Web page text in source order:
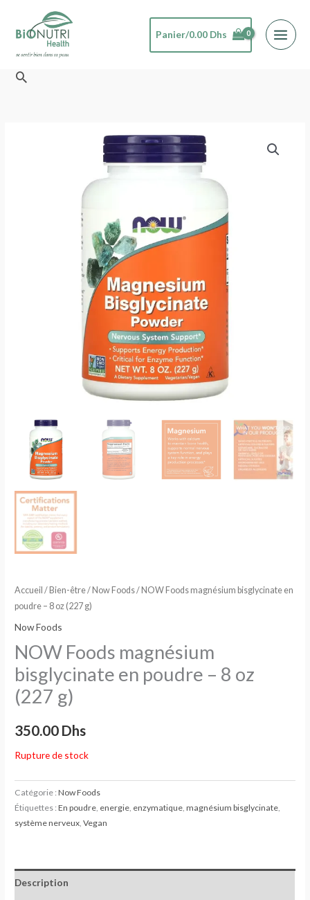
contenu
Panier/0.00 Dhs
Rechercher
Accueil / Bien-être/ Now Foods/ NOW Foods magnésium bisglycinate en
poudre – 8 oz (227 g)
Now Foods
NOW Foods magnésium
bisglycinate en poudre – 8 oz
(227 g)
350.00 Dhs
Rupture de stock
Catégorie :Now Foods
Étiquettes :En poudre energie enzymatique ,magnésium bisglycinate
système nerveux ,Vegan
Description